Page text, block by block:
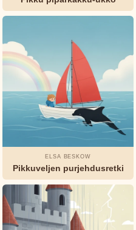
ELSA BESKOW
Pikkuveljen purjehdusretki